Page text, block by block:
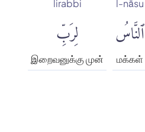
l-nāsu
ٱلنَّاسُ
மக்கள்
lirabbi
لِرَبِّ
இறைவனுக்கு முன்